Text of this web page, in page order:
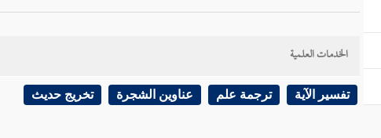
* * *
الخدمات العلمية
تفسير الآية ترجمة علم عناوين الشجرة تخريج حديث